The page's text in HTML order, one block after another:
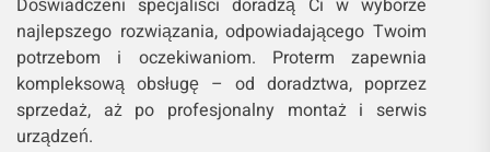
Doświadczeni specjaliści doradzą Ci w wyborze
najlepszego rozwiązania, odpowiadającego Twoim
potrzebom i oczekiwaniom. Proterm zapewnia
kompleksową obsługę – od doradztwa, poprzez
sprzedaż, aż po profesjonalny montaż i serwis
urządzeń.